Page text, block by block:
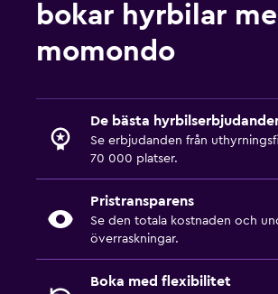
bokar hyrbilar
momondo
De bästa
Se erbjudanden från
70 000 platser.
Pristransparens
Se den totala kostnaden och
överraskningar.
Boka med flexibilitet